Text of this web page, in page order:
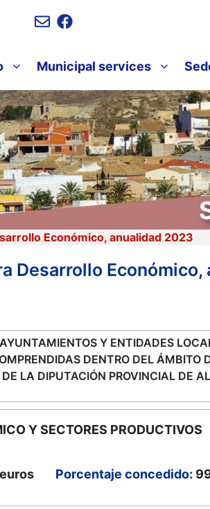
Municipal services
Económico, anualidad 2023
Desarrollo
Y ENTIDADES
DENTRO DEL ÁMBITO
LA DIPUTACIÓN PROVINCIAL DE
Y SECTORES PRODUCTIVOS
euros Porcentaje concedido: